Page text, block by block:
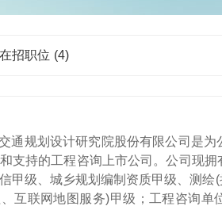
在招职位 (4)
通规划设计研究院股份有限公司是
支持的工程咨询上市公司。公司现
甲级、城乡规划编制资质甲级、测绘
互联网地图服务)甲级； 工程咨询单